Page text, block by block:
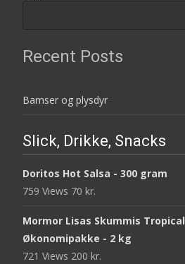
Recent Posts
Bamser og plysdyr
Slick, Drikke, Snacks
Doritos Hot Salsa - 300 gram
759 Views 70 kr.
Mormor Lisas Skummis Tropical
Økonomipakke - 2 kg
721 Views 200 kr.